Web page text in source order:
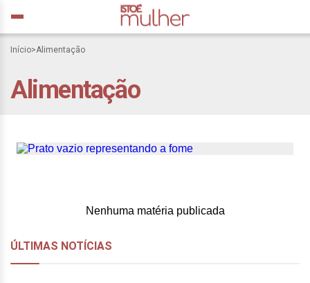
Início>Alimentação
Alimentação
Relatório da ONU: 8,4
milhões de brasileiros
passaram fome entre
Nenhuma matéria publicada